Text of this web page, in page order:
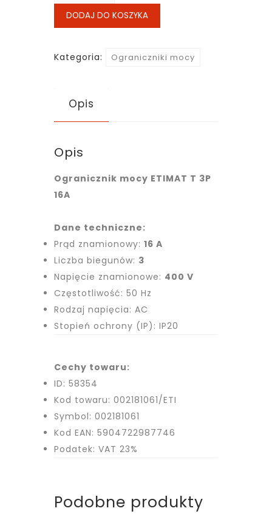
Ogranicznik
T
DODAJ DO KOSZYKA
Kategoria: Ograniczniki mocy
Opis
Opis
Ogranicznik mocy ETIMAT T 3P
16A
Dane techniczne:
Prąd znamionowy: 16 A
Liczba biegunów: 3
Napięcie znamionowe: 400 V
Częstotliwość: 50 Hz
Rodzaj napięcia: AC
Stopień ochrony (IP): IP20
Cechy towaru:
ID: 58354
Kod towaru: 002181061/ETI
Symbol: 002181061
Kod EAN: 5904722987746
Podatek: VAT 23%
Podobne produkty